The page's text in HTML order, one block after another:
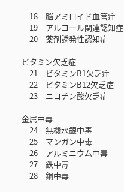
18 脳アミロイド血管症
19 アルコール関連認知症
20 薬剤誘発性認知症
ビタミン欠乏症
21 ビタミンB1欠乏症
22 ビタミンB12欠乏症
23 ニコチン酸欠乏症
金属中毒
24 無機水銀中毒
25 マンガン中毒
26 アルミニウム中毒
27 鉄中毒
28 銅中毒